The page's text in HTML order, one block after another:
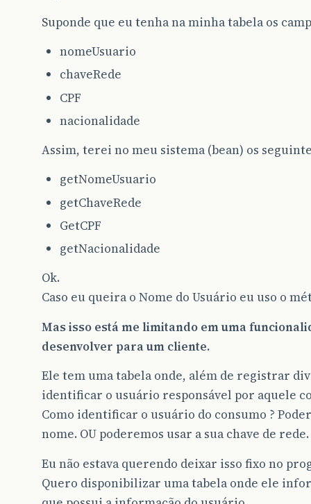
Suponde que eu tenha na minha tabela os
nomeUsuario
chaveRede
CPF
nacionalidade
Assim, terei no meu sistema (bean) os
getNomeUsuario
getChaveRede
GetCPF
getNacionalidade
Ok.
Caso eu queira o Nome do Usuário eu uso o
Mas isso está me limitando em uma
desenvolver para um cliente.
Ele tem uma tabela onde, além de registrar
identificar o usuário responsável por aquele
Como identificar o usuário do consumo ?
nome. OU poderemos usar a sua chave de rede.
Eu não estava querendo deixar isso fixo no
Quero disponibilizar uma tabela onde ele